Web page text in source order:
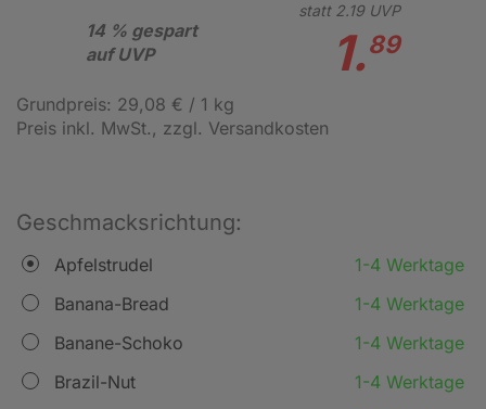
14 % gespart
auf UVP
statt 2.19UVP
1.89
Grundpreis: 29,08 € / 1 kg
Preis inkl. MwSt., zzgl. Versandkosten
Geschmacksrichtung:
Apfelstrudel
1-4 Werktage
Banana-Bread
1-4 Werktage
Banane-Schoko
1-4 Werktage
Brazil-Nut
1-4 Werktage